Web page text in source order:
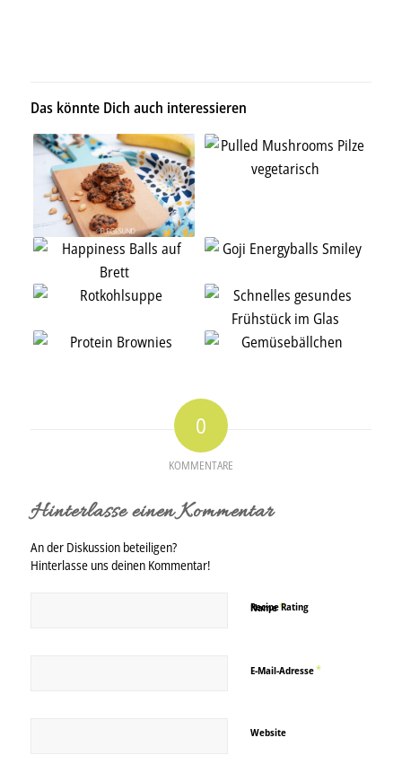
Das könnte Dich auch interessieren
0
KOMMENTARE
Hinterlasse einen Kommentar
An der Diskussion beteiligen?
Hinterlasse uns deinen Kommentar!
Name*
E-Mail-Adresse*
Website
Recipe Rating